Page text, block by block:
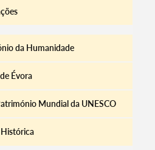
da Humanidade
Évora
Mundial da UNESCO